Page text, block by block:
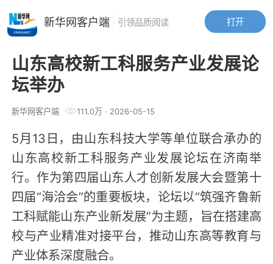
山东高校新工科服务产业发展论
坛举办
新华网客户端 111.0万· 2026-05-15
5月13日，由山东科技大学等单位联合承办的
山东高校新工科服务产业发展论坛在济南举
行。作为第四届山东人才创新发展大会暨第十
四届“海洽会”的重要板块，论坛以“筑强齐鲁新
工科赋能山东产业新发展”为主题，旨在搭建高
校与产业精准对接平台，推动山东高等教育与
产业体系深度融合。
打开
新华网客户端 引领品质阅读